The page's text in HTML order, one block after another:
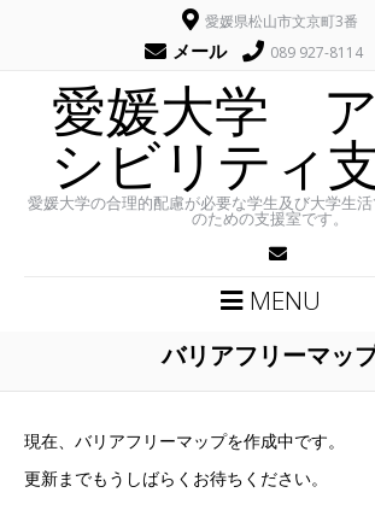
愛媛県松山市文京町3番
メール 089 927-8114
愛媛大学
シビリティ
愛媛大学の合理的配慮が必要な学生及び大学生
のための支援室です。
MENU
バリアフリーマッ
現在、バリアフリーマップを作成中です。
更新までもうしばらくお待ちください。